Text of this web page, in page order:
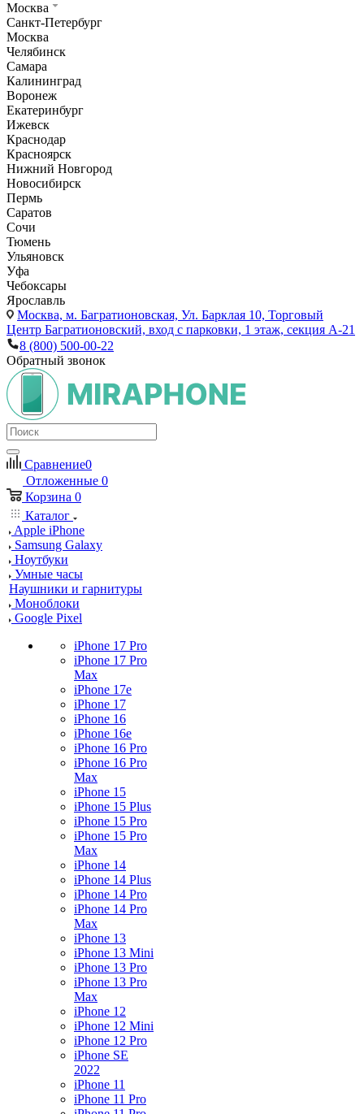
Москва
Санкт-Петербург
Москва
Челябинск
Самара
Калининград
Воронеж
Екатеринбург
Ижевск
Краснодар
Красноярск
Нижний Новгород
Новосибирск
Пермь
Саратов
Сочи
Тюмень
Ульяновск
Уфа
Чебоксары
Ярославль
Москва, м. Багратионовская, Ул. Барклая 10, Торговый
Центр Багратионовский, вход с парковки, 1 этаж, секция А-21
8 (800) 500-00-22
Обратный звонок
Сравнение0
Отложенные 0
Корзина 0
Каталог
Apple iPhone
Samsung Galaxy
Ноутбуки
Умные часы
Наушники и гарнитуры
Моноблоки
Google Pixel
iPhone 17 Pro
iPhone 17 Pro
Max
iPhone 17e
iPhone 17
iPhone 16
iPhone 16e
iPhone 16 Pro
iPhone 16 Pro
Max
iPhone 15
iPhone 15 Plus
iPhone 15 Pro
iPhone 15 Pro
Max
iPhone 14
iPhone 14 Plus
iPhone 14 Pro
iPhone 14 Pro
Max
iPhone 13
iPhone 13 Mini
iPhone 13 Pro
iPhone 13 Pro
Max
iPhone 12
iPhone 12 Mini
iPhone 12 Pro
iPhone SE
2022
iPhone 11
iPhone 11 Pro